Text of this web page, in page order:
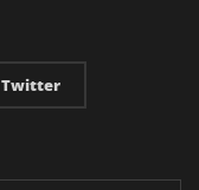
Twitter